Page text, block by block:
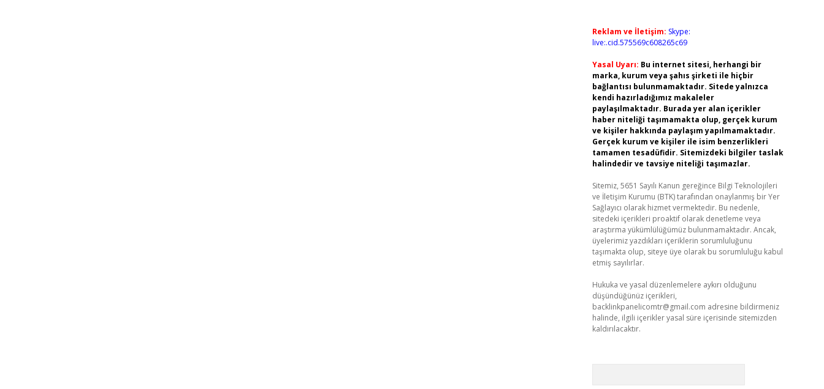
Reklam ve İletişim: Skype:
live:.cid.575569c608265c69
Yasal Uyarı: Bu internet sitesi, herhangi bir
marka, kurum veya şahıs şirketi ile hiçbir
bağlantısı bulunmamaktadır. Sitede yalnızca
kendi hazırladığımız makaleler
paylaşılmaktadır. Burada yer alan içerikler
haber niteliği taşımamakta olup, gerçek kurum
ve kişiler hakkında paylaşım yapılmamaktadır.
Gerçek kurum ve kişiler ile isim benzerlikleri
tamamen tesadüfidir. Sitemizdeki bilgiler taslak
halindedir ve tavsiye niteliği taşımazlar.
Sitemiz, 5651 Sayılı Kanun gereğince Bilgi Teknolojileri
ve İletişim Kurumu (BTK) tarafından onaylanmış bir Yer
Sağlayıcı olarak hizmet vermektedir. Bu nedenle,
sitedeki içerikleri proaktif olarak denetleme veya
araştırma yükümlülüğümüz bulunmamaktadır. Ancak,
üyelerimiz yazdıkları içeriklerin sorumluluğunu
taşımakta olup, siteye üye olarak bu sorumluluğu kabul
etmiş sayılırlar.
Hukuka ve yasal düzenlemelere aykırı olduğunu
düşündüğünüz içerikleri,
backlinkpanelicomtr@gmail.com adresine bildirmeniz
halinde, ilgili içerikler yasal süre içerisinde sitemizden
kaldırılacaktır.